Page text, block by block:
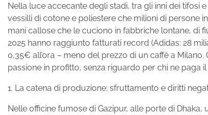
Nella luce accecante degli stadi, tra gli inni dei tifosi
vessilli di cotone e poliestere che milioni di persone
mani callose che le cuciono in fabbriche lontane, di
2025 hanno raggiunto fatturati record (Adidas: 28
0,35€ all’ora – meno del prezzo di un caffè a
passione in profitto, senza riguardo per chi ne paga
1. La catena di produzione: sfruttamento e diritti
Nelle officine fumose di Gazipur, alle porte di